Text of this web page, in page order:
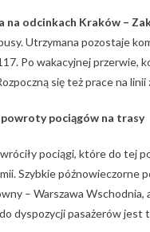
na odcinkach Kraków –
Utrzymana pozostaje
Po wakacyjnej przerwie,
się też prace na linii
pociągów na trasy
pociągi, które do tej
Szybkie późnowieczorne
– Warszawa
dyspozycji pasażerów jest